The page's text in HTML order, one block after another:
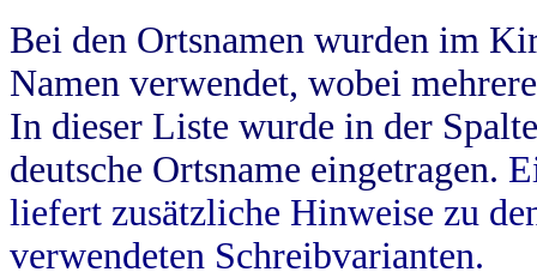
Bei den Ortsnamen wurden im
Namen verwendet, wobei
In dieser Liste wurde in der
deutsche Ortsname eingetragen.
liefert zusätzliche Hinweise zu
verwendeten Schreibvarianten.